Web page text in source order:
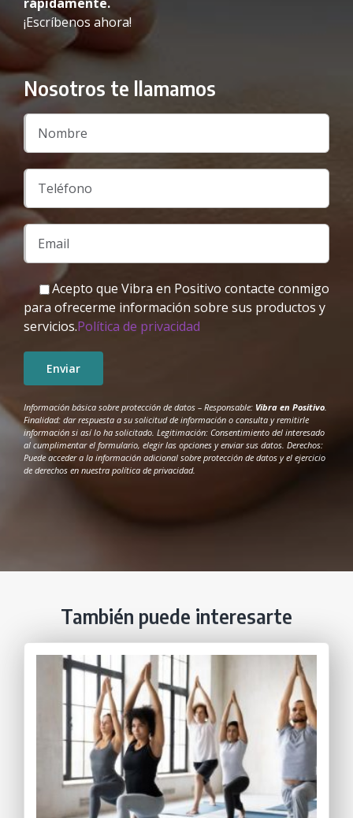
¡Escríbenos ahora!
Nosotros te llamamos
Acepto que Vibra en Positivo contacte conmigo
para ofrecerme información sobre sus productos y
servicios.Política de privacidad
Información básica sobre protección de datos – Responsable: Vibra en Positivo.
Finalidad: dar respuesta a su solicitud de información o consulta y remitirle
información si así lo ha solicitado. Legitimación: Consentimiento del interesado
al cumplimentar el formulario, elegir las opciones y enviar sus datos. Derechos:
Puede acceder a la información adicional sobre protección de datos y el ejercicio
de derechos en nuestra política de privacidad.
También puede interesarte